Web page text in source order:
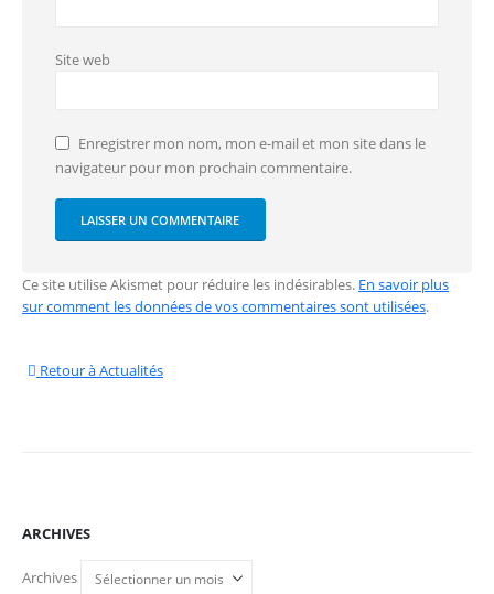
Site web
Enregistrer mon nom, mon e-mail et mon site dans le
navigateur pour mon prochain commentaire.
Ce site utilise Akismet pour réduire les indésirables. En savoir plus
sur comment les données de vos commentaires sont utilisées.
Retour à Actualités
ARCHIVES
Archives